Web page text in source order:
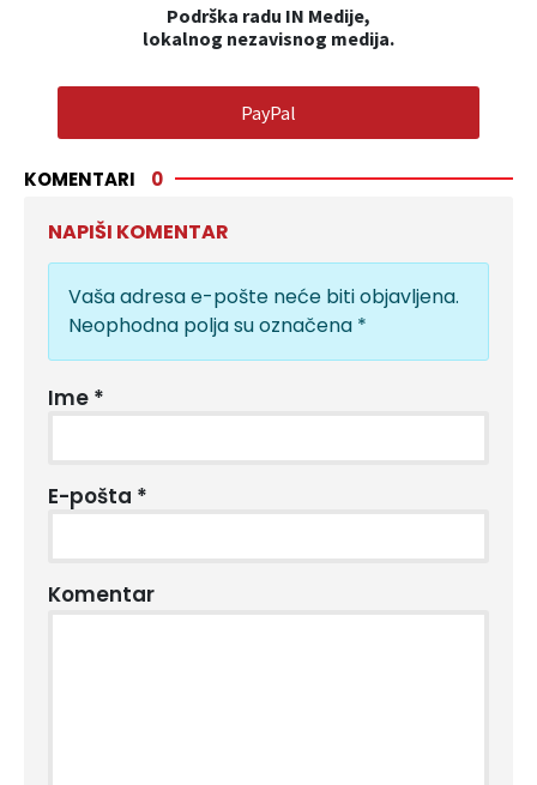
Podrška radu IN Medije,
lokalnog nezavisnog medija.
PayPal
KOMENTARI 0
NAPIŠI KOMENTAR
Vaša adresa e-pošte neće biti objavljena.
Neophodna polja su označena *
Ime *
E-pošta *
Komentar